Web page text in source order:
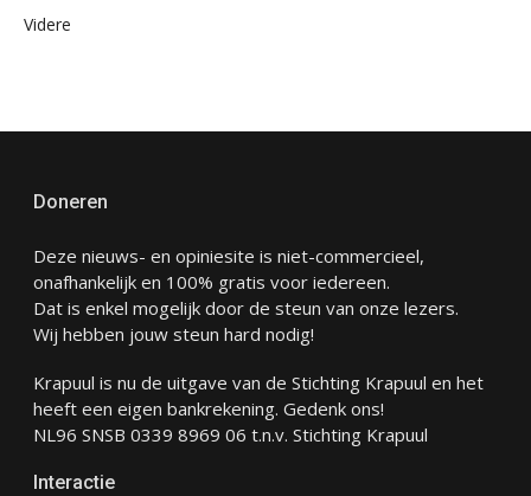
Videre
Doneren
Deze nieuws- en opiniesite is niet-commercieel,
onafhankelijk en 100% gratis voor iedereen.
Dat is enkel mogelijk door de steun van onze lezers.
Wij hebben jouw steun hard nodig!
Krapuul is nu de uitgave van de Stichting Krapuul en het
heeft een eigen bankrekening. Gedenk ons!
NL96 SNSB 0339 8969 06 t.n.v. Stichting Krapuul
Interactie